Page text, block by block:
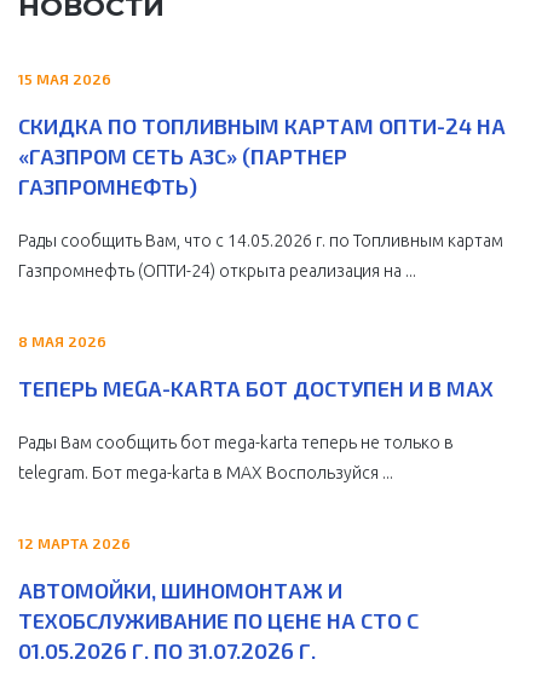
НОВОСТИ
15 МАЯ 2026
СКИДКА ПО ТОПЛИВНЫМ КАРТАМ ОПТИ-24 НА
«ГАЗПРОМ СЕТЬ АЗС» (ПАРТНЕР
ГАЗПРОМНЕФТЬ)
Рады сообщить Вам, что с 14.05.2026 г. по Топливным картам
Газпромнефть (ОПТИ-24) открыта реализация на ...
8 МАЯ 2026
ТЕПЕРЬ MEGA-KARTA БОТ ДОСТУПЕН И В MAX
Рады Вам сообщить бот mega-karta теперь не только в
telegram. Бот mega-karta в МАХ Воспользуйся ...
12 МАРТА 2026
АВТОМОЙКИ, ШИНОМОНТАЖ И
ТЕХОБСЛУЖИВАНИЕ ПО ЦЕНЕ НА СТО С
01.05.2026 Г. ПО 31.07.2026 Г.